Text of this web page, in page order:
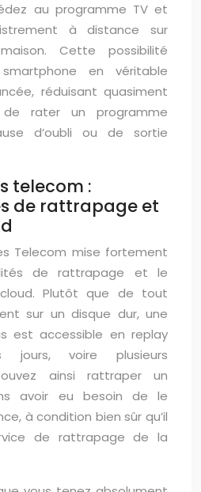
au programme TV et
à distance sur
Cette possibilité
en véritable
réduisant quasiment
rater un programme
d’oubli ou de sortie
telecom :
de rattrapage et
Telecom mise fortement
de rattrapage et le
Plutôt que de tout
sur un disque dur, une
est accessible en replay
jours, voire plusieurs
ainsi rattraper un
avoir eu besoin de le
à condition bien sûr qu’il
de rattrapage de la